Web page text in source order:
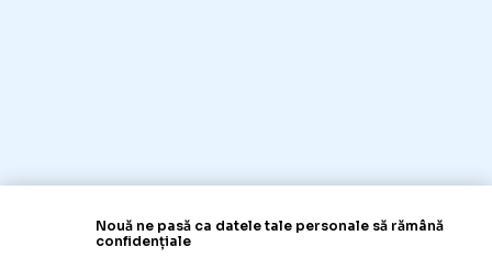
Nouă ne pasă ca datele tale personale să rămână
confidențiale